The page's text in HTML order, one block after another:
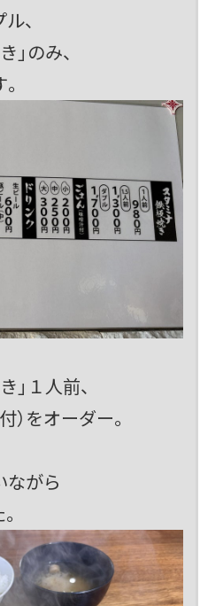
、
」のみ、
」１人前、
）をオーダー。
ながら